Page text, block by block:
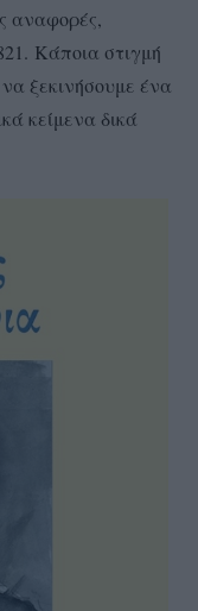
αναφορές,
Κάποια στιγμή
ξεκινήσουμε ένα
κείμενα δικά